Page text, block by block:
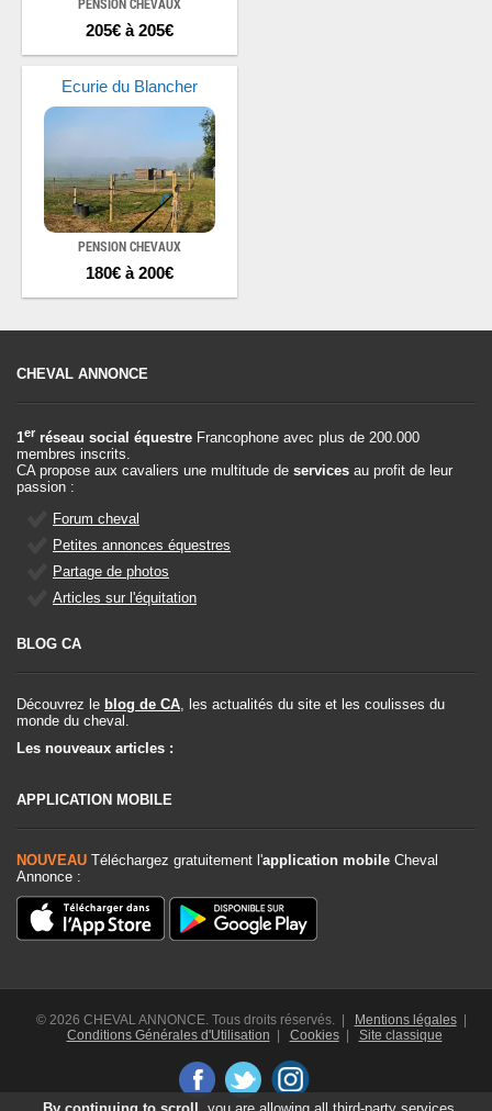
205€ à 205€
Ecurie du Blancher
PENSION CHEVAUX
180€ à 200€
CHEVAL ANNONCE
1er réseau social équestre Francophone avec plus de 200.000
membres inscrits.
CA propose aux cavaliers une multitude de services au profit de leur
passion :
Forum cheval
Petites annonces équestres
Partage de photos
Articles sur l'équitation
BLOG CA
Découvrez le blog de CA, les actualités du site et les coulisses du
monde du cheval.
Les nouveaux articles :
APPLICATION MOBILE
NOUVEAU Téléchargez gratuitement l'application mobile Cheval
Annonce :
© 2026 CHEVAL ANNONCE. Tous droits réservés. | Mentions légales|
Conditions Générales d'Utilisation
Cookies| Site classique